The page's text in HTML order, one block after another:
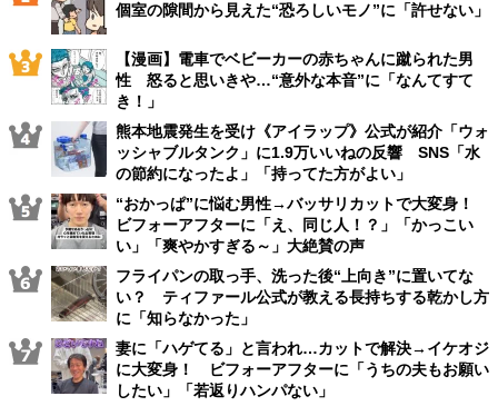
個室の隙間から見えた“恐ろしいモノ”に「許せない」
【漫画】電車でベビーカーの赤ちゃんに蹴られた男
性 怒ると思いきや…“意外な本音”に「なんてすて
き！」
熊本地震発生を受け《アイラップ》公式が紹介「ウォ
ッシャブルタンク」に1.9万いいねの反響 SNS「水
の節約になったよ」「持ってた方がよい」
“おかっぱ”に悩む男性→バッサリカットで大変身！
ビフォーアフターに「え、同じ人！？」「かっこい
い」「爽やかすぎる～」大絶賛の声
フライパンの取っ手、洗った後“上向き”に置いてな
い？ ティファール公式が教える長持ちする乾かし方
に「知らなかった」
妻に「ハゲてる」と言われ…カットで解決→イケオジ
に大変身！ ビフォーアフターに「うちの夫もお願い
したい」「若返りハンパない」